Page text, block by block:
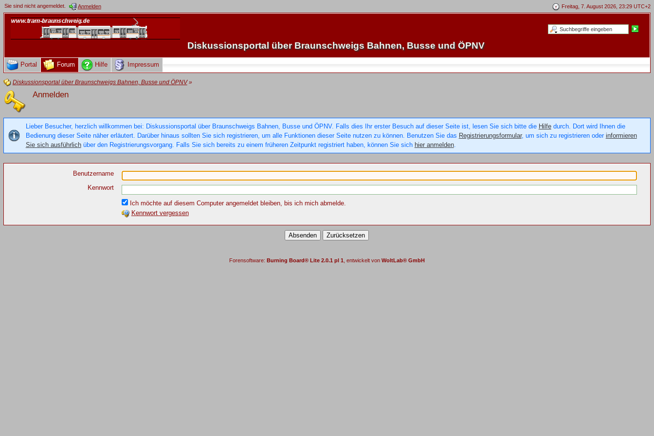
Freitag, 7. August 2026, 23:29 UTC+2
Sie sind nicht angemeldet. Anmelden
Diskussionsportal über Braunschweigs Bahnen, Busse und ÖPNV
Portal Forum Hilfe Impressum
Diskussionsportal über Braunschweigs Bahnen, Busse und ÖPNV»
Anmelden
Lieber Besucher, herzlich willkommen bei: Diskussionsportal über Braunschweigs Bahnen, Busse und ÖPNV. Falls dies Ihr erster Besuch auf dieser Seite ist, lesen Sie sich bitte die Hilfedurch. Dort wird Ihnen die
Bedienung dieser Seite näher erläutert. Darüber hinaus sollten Sie sich registrieren, um alle Funktionen dieser Seite nutzen zu können. Benutzen Sie das Registrierungsformular, um sich zu registrieren oder informieren
Sie sich ausführlichüber den Registrierungsvorgang. Falls Sie sich bereits zu einem früheren Zeitpunkt registriert haben, können Sie sich hier anmelden.
Benutzername
Kennwort
Ich möchte auf diesem Computer angemeldet bleiben, bis ich mich abmelde.
Kennwort vergessen
Forensoftware: Burning Board® Lite 2.0.1 pl 1 , entwickelt von WoltLab® GmbH